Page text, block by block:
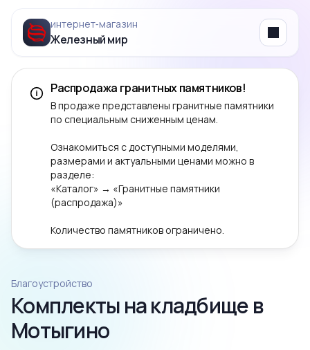
интернет‑магазин
Железный мир Menu
Распродажа гранитных памятников!
В продаже представлены гранитные памятники
по специальным сниженным ценам.
Ознакомиться с доступными моделями,
размерами и актуальными ценами можно в
разделе:
«Каталог» → «Гранитные памятники
(распродажа)»
Количество памятников ограничено.
Благоустройство
Комплекты на кладбище в
Мотыгино